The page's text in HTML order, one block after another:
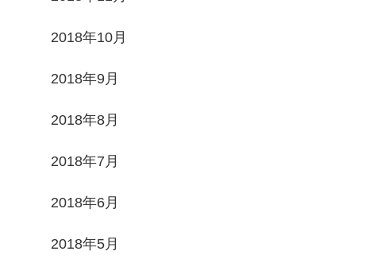
2018年10月
2018年9月
2018年8月
2018年7月
2018年6月
2018年5月